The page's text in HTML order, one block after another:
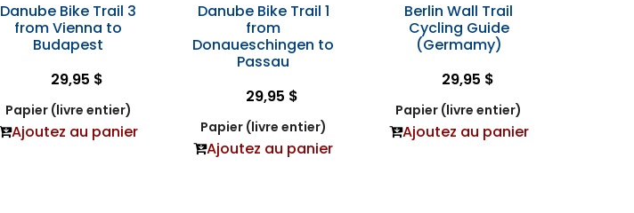
Danube Bike Trail 3
from Vienna to
Budapest
29,95 $
Papier (livre entier)
Ajoutez au panier
Danube Bike Trail 1
from
Donaueschingen to
Passau
29,95 $
Papier (livre entier)
Ajoutez au panier
Berlin Wall Trail
Cycling Guide
(Germamy)
29,95 $
Papier (livre entier)
Ajoutez au panier